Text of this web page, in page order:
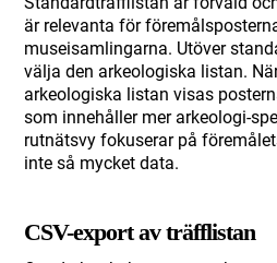
är relevanta för
museisamlingarna. Utöver
välja den arkeologiska listan.
arkeologiska listan visas
som innehåller mer arkeologi-
rutnätsvy fokuserar på
inte så mycket data.
CSV-export av träfflistan